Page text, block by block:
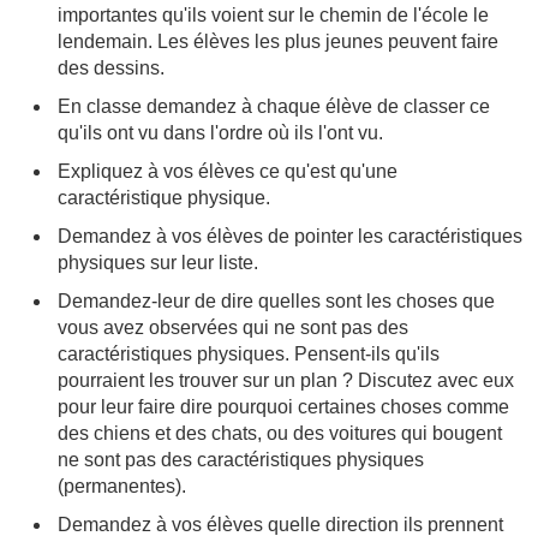
importantes qu'ils voient sur le chemin de l'école le
lendemain. Les élèves les plus jeunes peuvent faire
des dessins.
En classe demandez à chaque élève de classer ce
qu'ils ont vu dans l'ordre où ils l'ont vu.
Expliquez à vos élèves ce qu'est qu'une
caractéristique physique.
Demandez à vos élèves de pointer les caractéristiques
physiques sur leur liste.
Demandez-leur de dire quelles sont les choses que
vous avez observées qui ne sont pas des
caractéristiques physiques. Pensent-ils qu'ils
pourraient les trouver sur un plan ? Discutez avec eux
pour leur faire dire pourquoi certaines choses comme
des chiens et des chats, ou des voitures qui bougent
ne sont pas des caractéristiques physiques
(permanentes).
Demandez à vos élèves quelle direction ils prennent